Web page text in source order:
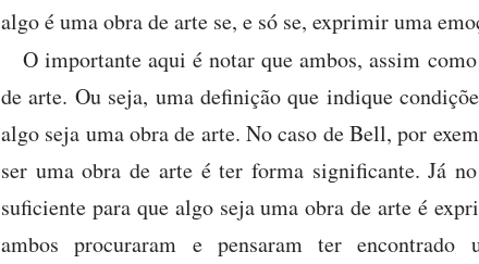
algo é uma obra de arte se, e só se, exprimir uma
O importante aqui é notar que ambos, assim
de arte. Ou seja, uma definição que indique
algo seja uma obra de arte. No caso de Bell, por
ser uma obra de arte é ter forma significante. Já
suficiente para que algo seja uma obra de arte é
ambos procuraram e pensaram ter